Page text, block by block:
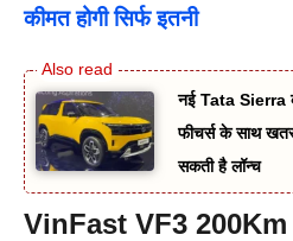
कीमत होगी सिर्फ इतनी
नई Tata Sierra
फीचर्स के साथ
सकती है लॉन्च
VinFast VF3